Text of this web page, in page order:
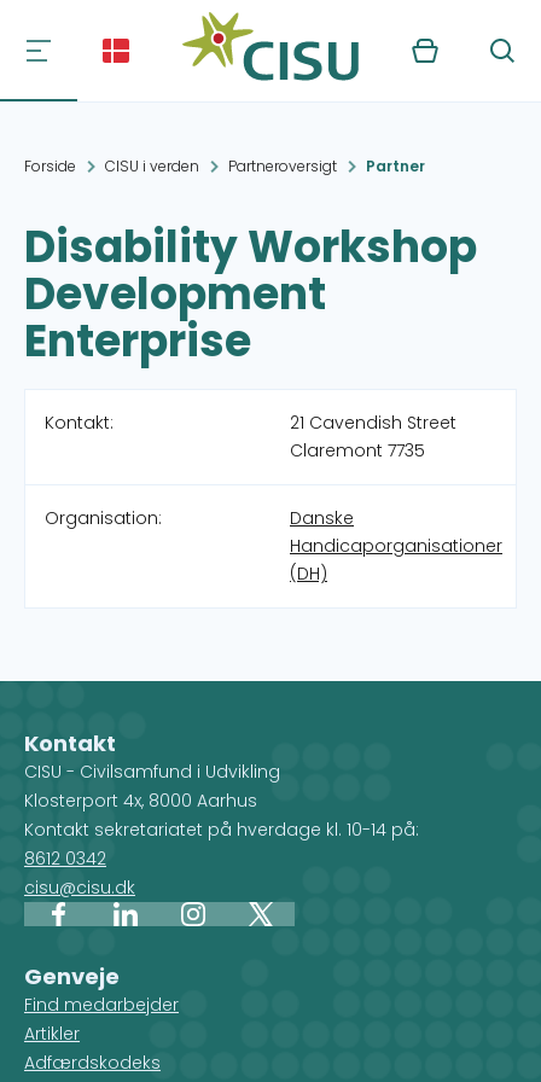
Kurv Søg
Forside CISU i verden Partneroversigt Partner
Disability Workshop
Development
Enterprise
Kontakt:
21 Cavendish Street
Claremont 7735
Organisation:
Danske
Handicaporganisationer
(DH)
Kontakt
CISU - Civilsamfund i Udvikling
Klosterport 4x, 8000 Aarhus
Kontakt sekretariatet på hverdage kl. 10-14 på:
8612 0342
cisu@cisu.dk
FacebookLinkedInInstagram
X
Genveje
Find medarbejder
Artikler
Adfærdskodeks